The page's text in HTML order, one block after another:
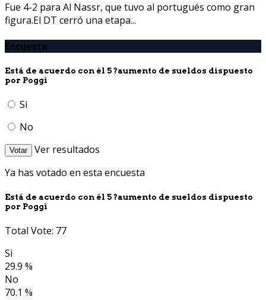
Fue 4-2 para Al Nassr, que tuvo al portugués como gran
figura.El DT cerró una etapa...
Encuesta
Está de acuerdo con él 5 ?aumento de sueldos dispuesto
por Poggi
Si
No
Votar
Ver resultados
Ya has votado en esta encuesta
Está de acuerdo con él 5 ?aumento de sueldos dispuesto
por Poggi
Total Vote: 77
Si
29.9 %
No
70.1 %